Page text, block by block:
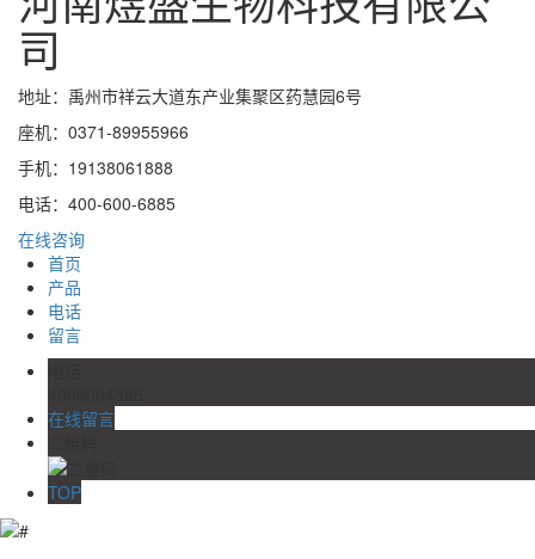
司
地址：禹州市祥云大道东产业集聚区药慧园6号
座机：0371-89955966
手机：19138061888
电话：400-600-6885
在线咨询
首页
产品
电话
留言
在线留言
TOP